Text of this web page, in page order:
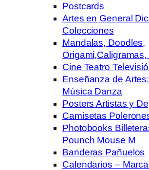
Postcards
Artes en General
Colecciones
Mandalas, Doodles,
Cine Teatro
Enseñanza de
Música Danza
Posters Artistas y
Camisetas
Photobooks
Pounch Mouse M
Banderas Pañuelos
Calendarios –